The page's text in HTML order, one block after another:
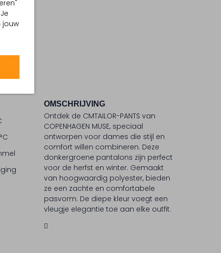
jouw
OMSCHRIJVING
Ontdek de CMTAILOR-PANTS van
COPENHAGEN MUSE, speciaal
ontworpen voor dames die stijl en
comfort willen combineren. Deze
donkergroene pantalons zijn perfect
voor de herfst en winter. Gemaakt
van hoogwaardig polyester, bieden
ze een zachte en comfortabele
pasvorm. De diepe kleur voegt een
vleugje elegantie toe aan elke outfit.
blouse voor een moeiteloze look.